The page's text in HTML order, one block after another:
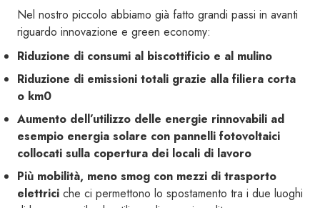
Nel nostro piccolo abbiamo già fatto grandi passi in avanti
riguardo innovazione e green economy:
Riduzione di consumi al biscottificio e al mulino
Riduzione di emissioni totali grazie alla filiera corta
o km0
Aumento dell’utilizzo delle energie rinnovabili ad
esempio energia solare con pannelli fotovoltaici
collocati sulla copertura dei locali di lavoro
Più mobilità, meno smog con mezzi di trasporto
elettrici che ci permettono lo spostamento tra i due luoghi